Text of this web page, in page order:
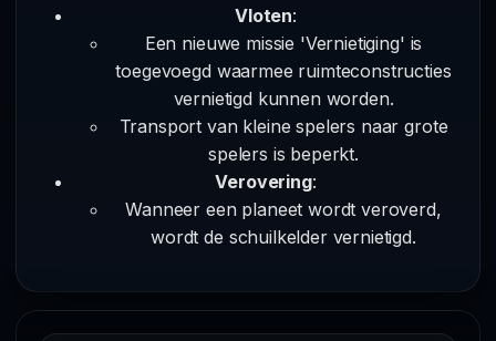
Vloten:
Een nieuwe missie 'Vernietiging' is
toegevoegd waarmee ruimteconstructies
vernietigd kunnen worden.
Transport van kleine spelers naar grote
spelers is beperkt.
Verovering:
Wanneer een planeet wordt veroverd,
wordt de schuilkelder vernietigd.